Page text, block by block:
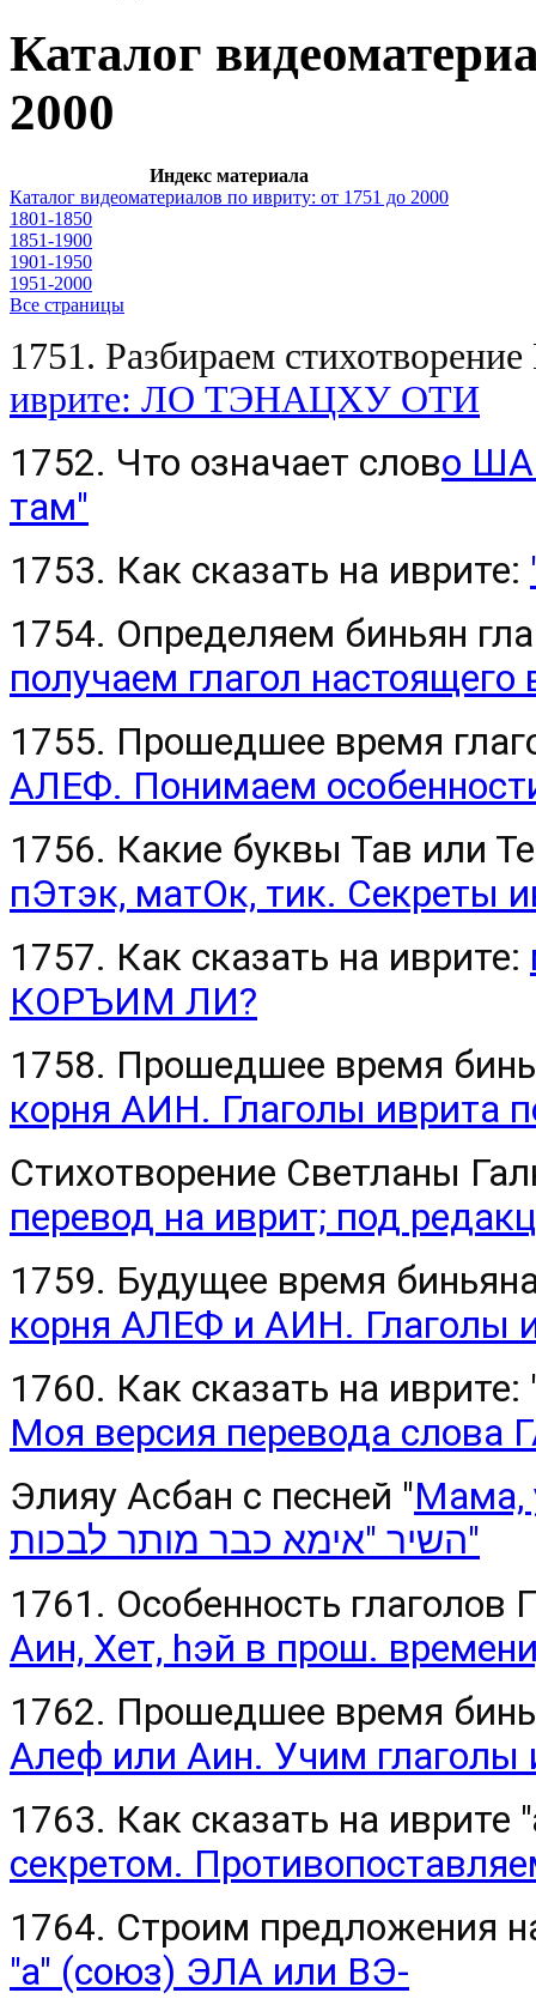
Каталог
2000
Индекс материала
Каталог видеоматериалов по ивриту: от 1751 до 2000
1801-1850
1851-1900
1901-1950
1951-2000
Все страницы
1751. Разбираем
иврите: ЛО ТЭНАЦХУ ОТИ
1752. Что означает слово
там"
1753. Как сказать на иврите:
1754. Определяем биньян
получаем глагол настоящего
1755. Прошедшее время
АЛЕФ. Понимаем
1756. Какие буквы Тав или
пЭтэк, матОк, тик. Секреты
1757. Как сказать на иврите:
КОРЪИМ ЛИ?
1758. Прошедшее время
корня АИН. Глаголы иврита
Стихотворение Светланы
перевод на иврит; под
1759. Будущее время
корня АЛЕФ и АИН. Глаголы
1760. Как сказать на иврите:
Моя версия перевода слова
Элияу Асбан с песней "Мама,
השיר "אימא כבר מותר לבכות"
1761. Особенность
Аин, Хет, hэй в прош.
1762. Прошедшее время
Алеф или Аин. Учим глаголы
1763. Как сказать на иврите
секретом.
1764. Строим предложения
"а" (союз) ЭЛА или ВЭ-